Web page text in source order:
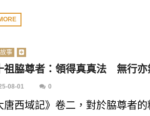
事
祖脇尊者：領得真真法 無行亦
08-01 0
唐西域記》卷二，對於脇尊者